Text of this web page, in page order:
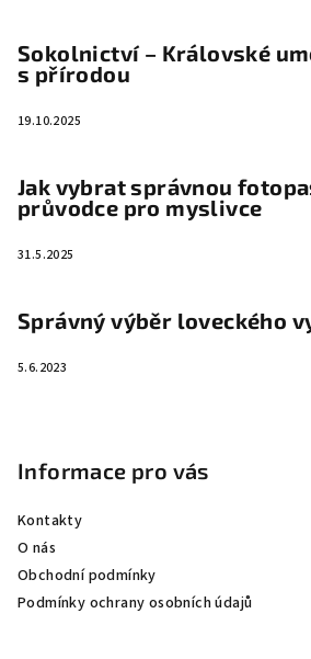
Sokolnictví – Královské
s přírodou
19.10.2025
Jak vybrat správnou
průvodce pro myslivce
31.5.2025
Správný výběr loveckého
5.6.2023
Informace pro vás
Kontakty
O nás
Obchodní podmínky
Podmínky ochrany osobních údajů